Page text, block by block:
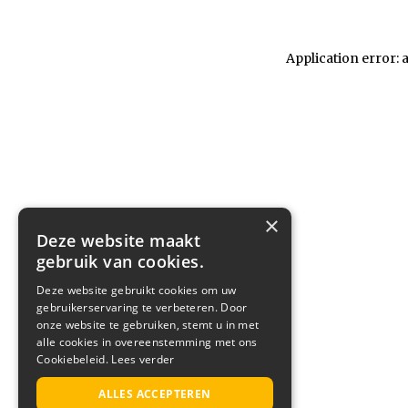
Application error:
×
Deze website maakt
gebruik van cookies.
Deze website gebruikt cookies om uw
gebruikerservaring te verbeteren. Door
onze website te gebruiken, stemt u in met
alle cookies in overeenstemming met ons
Cookiebeleid. Lees verder
ALLES ACCEPTEREN